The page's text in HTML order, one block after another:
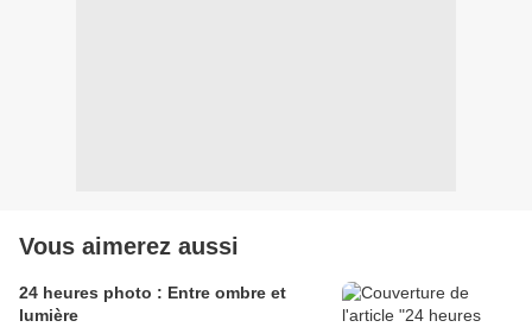
Vous aimerez aussi
24 heures photo : Entre ombre et
lumière